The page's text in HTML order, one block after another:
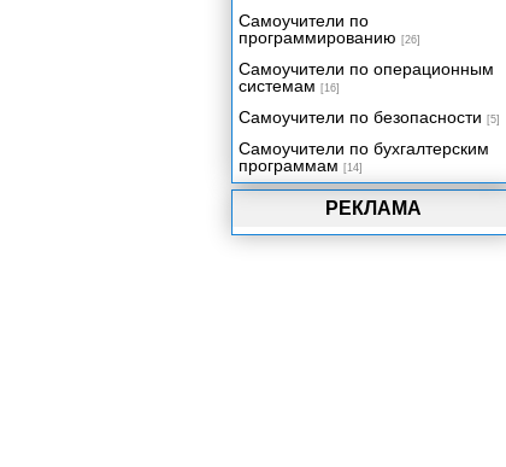
РЕКЛАМА
Сводим все вместе
Заключение
Самоучители по
программированию [26]
Самоучители по операционным
системам [16]
Самоучители по безопасности [5]
Самоучители по бухгалтерским
программам [14]